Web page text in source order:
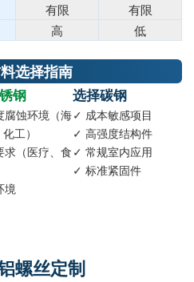
有限 有限
高 低
选择指南
钢
腐蚀环境（海
工）
（医疗、食
境
选择碳钢
✓ 成本敏感项目
✓ 高强度结构件
✓ 常规室内应用
✓ 标准紧固件
螺丝定制